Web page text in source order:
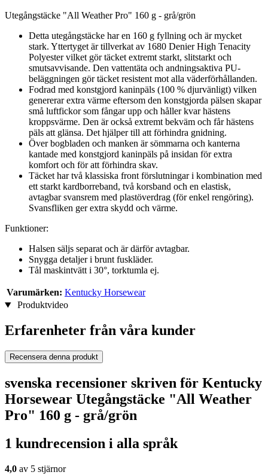
Utegångstäcke "All Weather Pro" 160 g - grå/grön
Detta utegångstäcke har en 160 g fyllning och är mycket
stark. Yttertyget är tillverkat av 1680 Denier High Tenacity
Polyester vilket gör täcket extremt starkt, slitstarkt och
smutsavvisande. Den vattentäta och andningsaktiva PU-
beläggningen gör täcket resistent mot alla väderförhållanden.
Fodrad med konstgjord kaninpäls (100 % djurvänligt) vilken
genererar extra värme eftersom den konstgjorda pälsen skapar
små luftfickor som fångar upp och håller kvar hästens
kroppsvärme. Den är också extremt bekväm och får hästens
päls att glänsa. Det hjälper till att förhindra gnidning.
Över bogbladen och manken är sömmarna och kanterna
kantade med konstgjord kaninpäls på insidan för extra
komfort och för att förhindra skav.
Täcket har två klassiska front förslutningar i kombination med
ett starkt kardborreband, två korsband och en elastisk,
avtagbar svansrem med plastöverdrag (för enkel rengöring).
Svansfliken ger extra skydd och värme.
Funktioner:
Halsen säljs separat och är därför avtagbar.
Snygga detaljer i brunt fuskläder.
Tål maskintvätt i 30°, torktumla ej.
Varumärken: Kentucky Horsewear
Produktvideo
Erfarenheter från våra kunder
Recensera denna produkt
svenska recensioner skriven för Kentucky
Horsewear Utegångstäcke "All Weather
Pro" 160 g - grå/grön
1 kundrecension i alla språk
4,0 av 5 stjärnor